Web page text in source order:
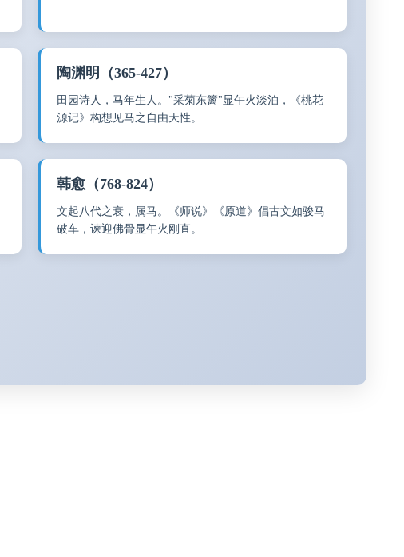
陶渊明（365-427）
田园诗人，马年生人。"采菊东篱"显午火淡泊，《桃花
源记》构想见马之自由天性。
韩愈（768-824）
文起八代之衰，属马。《师说》《原道》倡古文如骏马
破车，谏迎佛骨显午火刚直。